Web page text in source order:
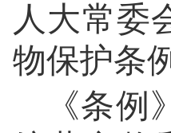
人大常委
物保护条
《条